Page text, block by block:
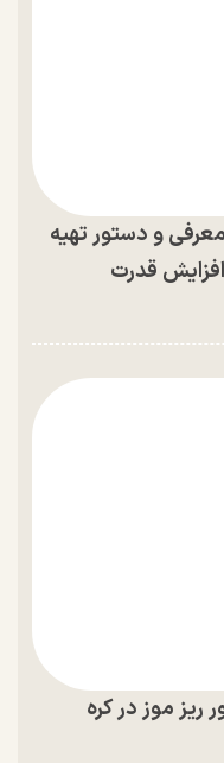
و دستور تهیه
قدرت
ریز موز در کره